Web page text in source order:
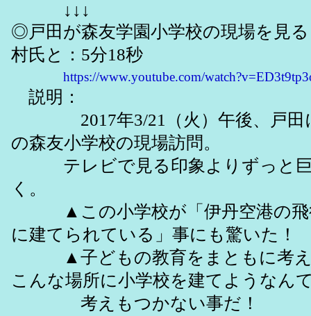
↓↓↓
◎戸田が森友学園小学校の現場を見
村氏と：5分18秒
https://www.youtube.com/
説明：
2017年3/21（火）午後、戸田
の森友小学校の現場訪問。
テレビで見る印象よりずっと巨
く。
▲この小学校が「伊丹空港の飛
に建てられている」事にも驚いた！
▲子どもの教育をまともに考え
こんな場所に小学校を建てようなん
考えもつかない事だ！